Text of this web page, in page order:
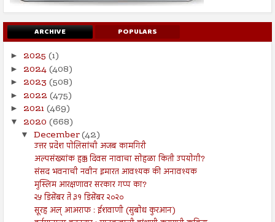
ARCHIVE POPULARS
► 2025 (1)
► 2024(408)
► 2023 (508)
► 2022 (475)
► 2021(469)
▼ 2020 (668)
▼ December(42)
उत्तर प्रदेश पोलिसांची अजब कामगिरी
अल्पसंख्यांक हक्क दिवस नावाचा सोहळा किती उपयोगी?
संसद भवनाची नवीन इमारत आवश्यक की अनावश्यक
मुस्लिम आरक्षणावर सरकार गप्प का?
२५ डिसेंबर ते ३१ डिसेंबर २०२०
सूरह अल् आअराफ : ईशवाणी (सुबोध कुरआन)